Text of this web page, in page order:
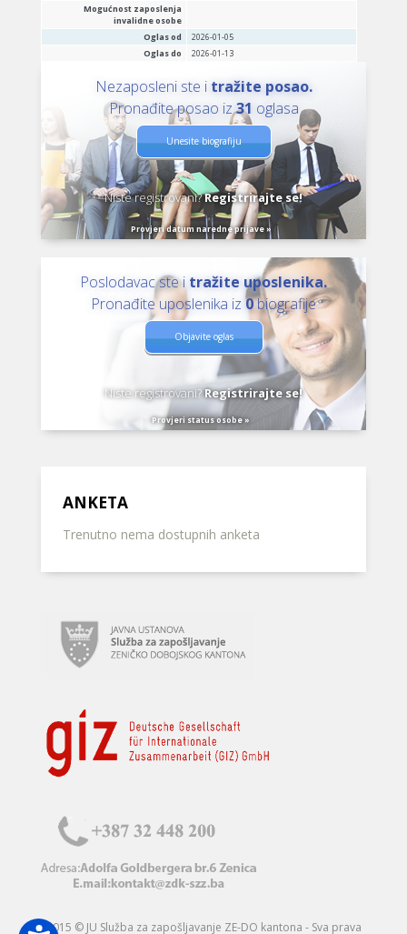
Mogućnost zaposlenja
invalidne osobe
Oglas od
2026-01-05
Oglas do
2026-01-13
Nezaposleni ste i tražite posao.
Pronađite posao iz31 oglasa
Unesite biografiju
Niste registrovani?Registrirajte se!
Provjeri datum naredne prijave »
Poslodavac ste i tražite uposlenika.
Pronađite uposlenika iz 0biografije
Objavite oglas
Niste registrovani?Registrirajte se!
Provjeri status osobe »
ANKETA
Trenutno nema dostupnih anketa
2015 © JU Služba za zapošljavanje ZE-DO kantona - Sva prava